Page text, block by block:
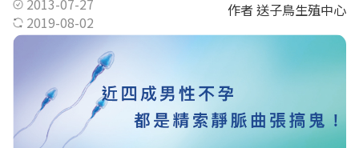
2013-07-27
2019-08-02
作者 送子鳥生殖中心